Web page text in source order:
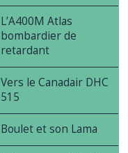
L’A400M Atlas
bombardier de
retardant
Vers le Canadair DHC
515
Boulet et son Lama